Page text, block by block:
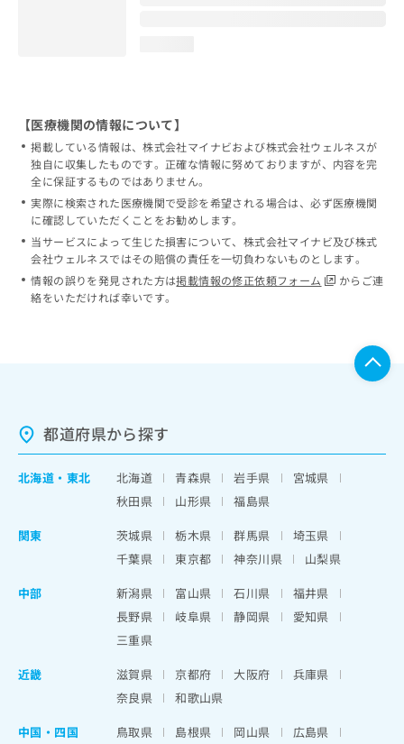
【医療機関の情報について】
掲載している情報は、株式会社マイナビおよび株式会社ウェルネスが
独自に収集したものです。正確な情報に努めておりますが、内容を完
全に保証するものではありません。
実際に検索された医療機関で受診を希望される場合は、必ず医療機関
に確認していただくことをお勧めします。
当サービスによって生じた損害について、株式会社マイナビ及び株式
会社ウェルネスではその賠償の責任を一切負わないものとします。
情報の誤りを発見された方は掲載情報の修正依頼フォーム
からご連
絡をいただければ幸いです。
都道府県から探す
北海道 ・ 東北 北海道 青森県 岩手県
宮城県
秋田県
山形県
福島県
関東
茨城県 栃木県 群馬県
埼玉県
千葉県
東京都 神奈川県
山梨県
中部
新潟県 富山県 石川県
福井県
長野県
岐阜県 静岡県
愛知県
三重県
近畿
滋賀県 京都府 大阪府
兵庫県
奈良県
和歌山県
中国・四国
鳥取県 島根県 岡山県
広島県